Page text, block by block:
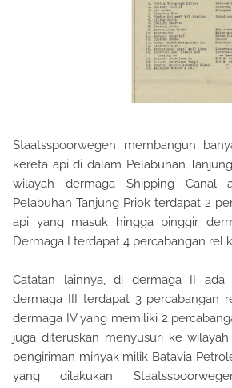
Staatsspoorwegen membangun
kereta api di dalam Pelabuhan
wilayah dermaga Shipping Canal
Pelabuhan Tanjung Priok terdapat 2
api yang masuk hingga pinggir
Dermaga I terdapat 4 percabangan rel
Catatan lainnya, di dermaga II ada
dermaga III terdapat 3 percabangan
dermaga IV yang memiliki 2
juga diteruskan menyusuri ke
pengiriman minyak milik Batavia
yang dilakukan